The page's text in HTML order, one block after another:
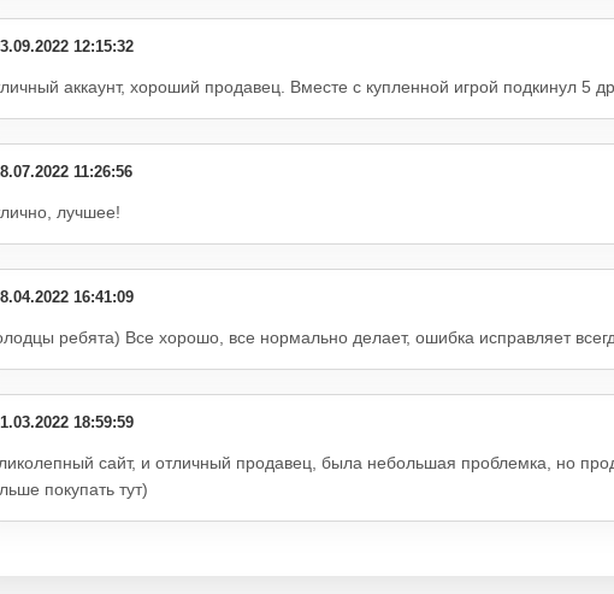
12:15:32
аккаунт, хороший продавец. Вместе с купленной игрой подкинул 5
11:26:56
лучшее!
16:41:09
ребята) Все хорошо, все нормально делает, ошибка исправляет
18:59:59
сайт, и отличный продавец, была небольшая проблемка, но
покупать тут)